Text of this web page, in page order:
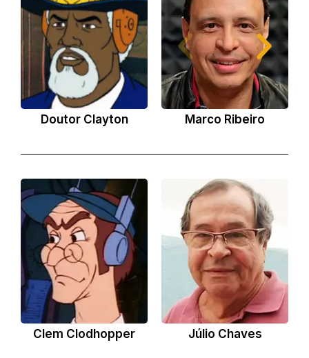
Doutor Clayton Marco Ribeiro
Clem Clodhopper Júlio Chaves